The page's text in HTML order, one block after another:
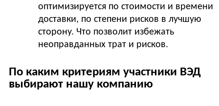
оптимизируется по стоимости и времени
доставки, по степени рисков в лучшую
сторону. Что позволит избежать
неоправданных трат и рисков.
По каким критериям участники ВЭД
выбирают нашу компанию